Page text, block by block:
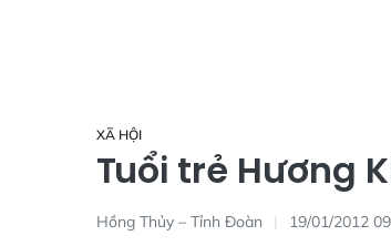
XÃ HỘI
Tuổi trẻ Hương
Hồng Thủy – Tỉnh Đoàn 19/01/2012